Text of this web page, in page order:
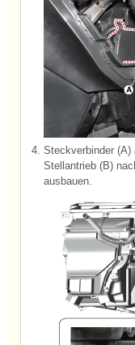
4. Steckverbinder (A)
Stellantrieb (B)
ausbauen.